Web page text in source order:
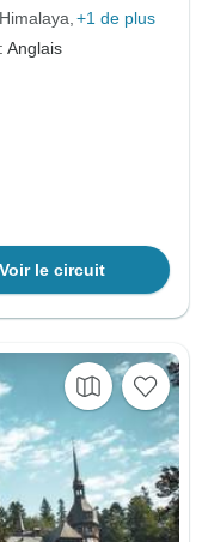
+1 de plus
Anglais
Voir le circuit